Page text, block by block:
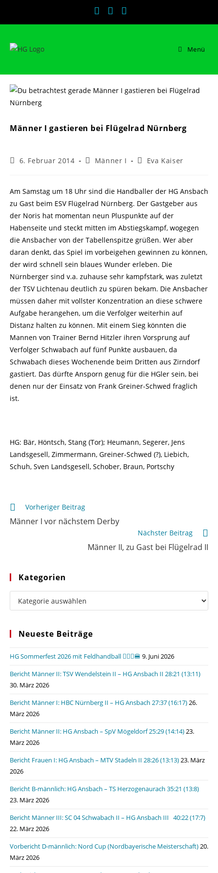
Menü
Männer I gastieren bei Flügelrad Nürnberg
Beitrag
6. Februar 2014
Beitrags-
Männer I
Beitrags-
Eva Kaiser
Am Samstag um 18 Uhr sind die Handballer der HG Ansbach
zu Gast beim ESV Flügelrad Nürnberg. Der Gastgeber aus
der Noris hat momentan neun Pluspunkte auf der
Habenseite und steckt mitten im Abstiegskampf, wogegen
die Ansbacher von der Tabellenspitze grüßen. Wer aber
daran denkt, das Spiel im vorbeigehen gewinnen zu können,
der wird schnell sein blaues Wunder erleben. Die
Nürnberger sind v.a. zuhause sehr kampfstark, was zuletzt
der TSV Lichtenau deutlich zu spüren bekam. Die Ansbacher
müssen daher mit vollster Konzentration an diese schwere
Aufgabe herangehen, um die Verfolger weiterhin auf
Distanz halten zu können. Mit einem Sieg könnten die
Mannen von Trainer Bernd Hitzler ihren Vorsprung auf
Verfolger Schwabach auf fünf Punkte ausbauen, da
Schwabach dieses Wochenende beim Dritten aus Zirndorf
gastiert. Das dürfte Ansporn genug für die HGler sein, bei
denen nur der Einsatz von Frank Greiner-Schwed fraglich
ist.
HG: Bär, Höntsch, Stang (Tor); Heumann, Segerer, Jens
Landsgesell, Zimmermann, Greiner-Schwed (?), Liebich,
Schuh, Sven Landsgesell, Schober, Braun, Portschy
Weitere
Artikel
ansehen
Vorheriger Beitrag
Männer I vor nächstem Derby
Nächster Beitrag
Männer II, zu Gast bei Flügelrad II
Kategorien
Kategorien
Neueste Beiträge
HG Sommerfest 2026 mit Feldhandball 🤾🏼‍♂️🍔 9. Juni 2026
Bericht Männer II: TSV Wendelstein II – HG Ansbach II 28:21 (13:11)
30. März 2026
Bericht Männer I: HBC Nürnberg II – HG Ansbach 27:37 (16:17)26.
März 2026
Bericht Männer II: HG Ansbach – SpV Mögeldorf 25:29 (14:14)23.
März 2026
Bericht Frauen I: HG Ansbach – MTV Stadeln II 28:26 (13:13)23. März
2026
Bericht B-männlich: HG Ansbach – TS Herzogenaurach 35:21 (13:8)
23. März 2026
Bericht Männer III: SC 04 Schwabach II – HG Ansbach III 40:22 (17:7)
22. März 2026
Vorbericht D-männlich: Nord Cup (Nordbayerische Meisterschaft)20.
März 2026